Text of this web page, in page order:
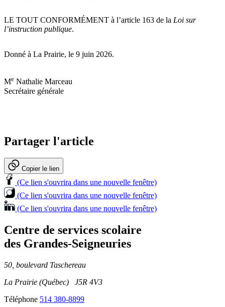
LE TOUT CONFORMÉMENT à l’article 163 de la Loi sur
l’instruction publique.
Donné à La Prairie, le 9 juin 2026.
Me Nathalie Marceau
Secrétaire générale
Partager l'article
Copier le lien
(Ce lien s'ouvrira dans une nouvelle fenêtre)
(Ce lien s'ouvrira dans une nouvelle fenêtre)
(Ce lien s'ouvrira dans une nouvelle fenêtre)
Centre de services scolaire
des Grandes‑Seigneuries
50, boulevard Taschereau
La Prairie (Québec) J5R 4V3
Téléphone 514 380-8899